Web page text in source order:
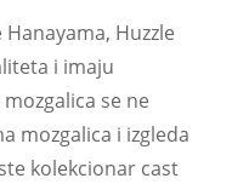
Huzzle
i imaju
se ne
mozgalica i izgleda
kolekcionar cast